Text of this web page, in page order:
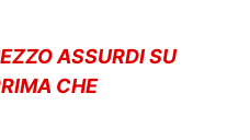
ASSURDI SU
CHE